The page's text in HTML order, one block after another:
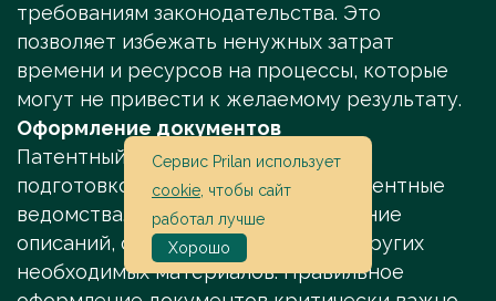
требованиям законодательства. Это
позволяет избежать ненужных затрат
времени и ресурсов на процессы, которые
могут не привести к желаемому результату.
Оформление документов
Патентный поверенный занимается
подготовкой и подачей заявок в патентные
ведомства. Это включает составление
описаний, формул изобретений и других
необходимых материалов. Правильное
Сервис Prilan использует
cookie , чтобы сайт
работал лучше
Хорошо